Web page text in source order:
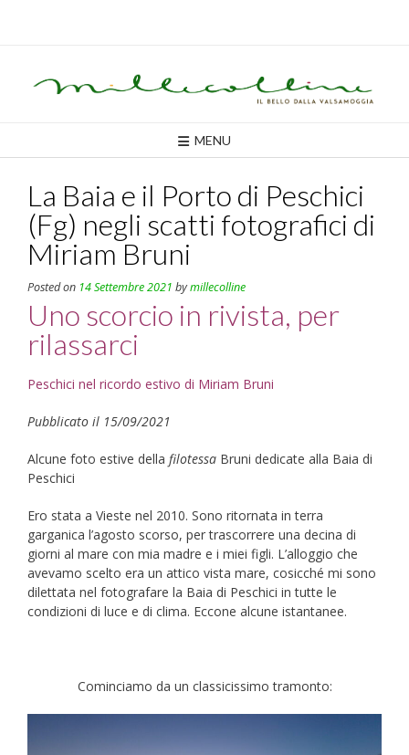
MENU
La Baia e il Porto di Peschici
(Fg) negli scatti fotografici di
Miriam Bruni
Posted on 14 Settembre 2021 bymillecolline
Uno scorcio in rivista, per
rilassarci
Peschici nel ricordo estivo di Miriam Bruni
Pubblicato il 15/09/2021
Alcune foto estive della filotessa Bruni dedicate alla Baia di
Peschici
Ero stata a Vieste nel 2010. Sono ritornata in terra
garganica l’agosto scorso, per trascorrere una decina di
giorni al mare con mia madre e i miei figli. L’alloggio che
avevamo scelto era un attico vista mare, cosicché mi sono
dilettata nel fotografare la Baia di Peschici in tutte le
condizioni di luce e di clima. Eccone alcune istantanee.
Cominciamo da un classicissimo tramonto: